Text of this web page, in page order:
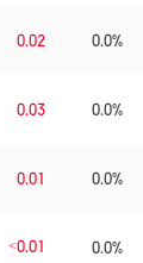
0.02 0.0%
0.03 0.0%
0.01 0.0%
<0.01 0.0%